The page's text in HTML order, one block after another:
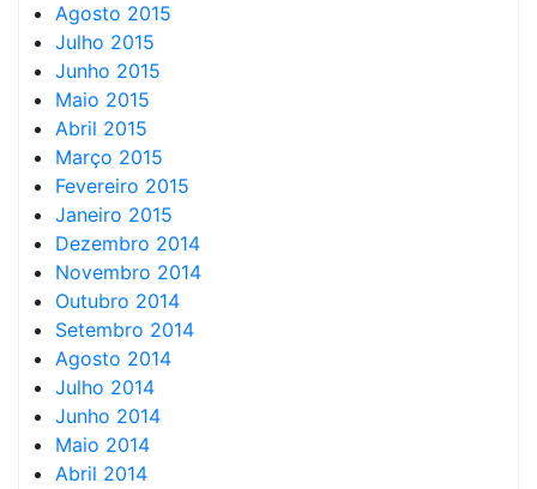
Agosto 2015
Julho 2015
Junho 2015
Maio 2015
Abril 2015
Março 2015
Fevereiro 2015
Janeiro 2015
Dezembro 2014
Novembro 2014
Outubro 2014
Setembro 2014
Agosto 2014
Julho 2014
Junho 2014
Maio 2014
Abril 2014